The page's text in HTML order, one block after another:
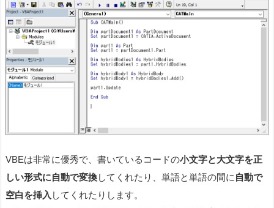
VBEは非常に優秀で、書いているコードの小文字と大文字を正
しい形式に自動で変換してくれたり、単語と単語の間に 自動で
空白を挿入 してくれたりします。